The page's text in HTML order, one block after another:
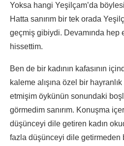
Yoksa hangi Yeşilçam’da
Hatta sanırım bir tek orada
geçmiş gibiydi. Devamında hep
hissettim.
Ben de bir kadının kafasının
kaleme alışına özel bir
etmişim öykünün sonundaki
görmedim sanırım. Konuşma
düşünceyi dile getiren kadın
fazla düşünceyi dile getirmeden